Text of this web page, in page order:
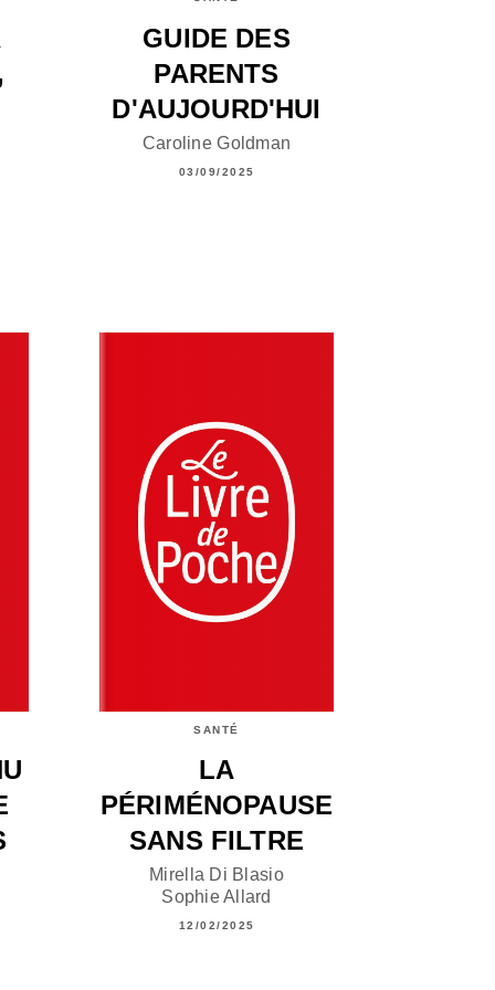
GUIDE DES
PARENTS
D'AUJOURD'HUI
Caroline Goldman
03/09/2025
SANTÉ
LA
PÉRIMÉNOPAUSE
SANS FILTRE
Mirella Di Blasio
Sophie Allard
12/02/2025